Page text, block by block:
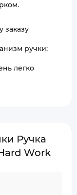
заказу
ручки:
легко
Ручка
Work